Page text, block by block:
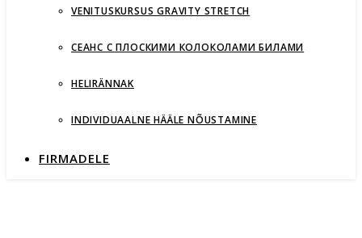
VENITUSKURSUS GRAVITY STRETCH
СЕАНС С ПЛОСКИМИ КОЛОКОЛАМИ БИЛАМИ
HELIRÄNNAK
INDIVIDUAALNE HÄÄLE NÕUSTAMINE
FIRMADELE